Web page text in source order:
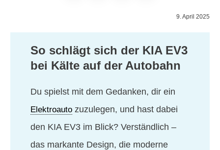
9. April 2025
So schlägt sich der KIA EV3
bei Kälte auf der Autobahn
Du spielst mit dem Gedanken, dir ein
Elektroauto zuzulegen, und hast dabei
den KIA EV3 im Blick? Verständlich –
das markante Design, die moderne